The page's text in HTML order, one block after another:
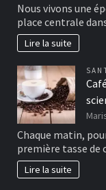
Nous vivons une
place centrale
Lire la suite
Chaque matin,
première tasse
Lire la suite